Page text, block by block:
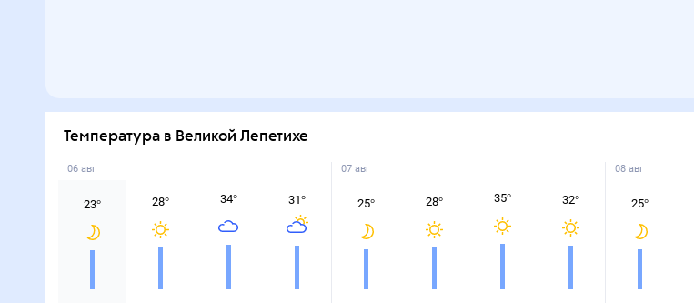
Температура в Великой Лепетихе
06 авг
23° 28° 34° 31°
07 авг
25° 28° 35° 32°
08 авг
25°